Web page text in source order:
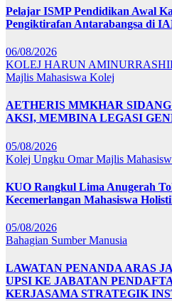
Pelajar ISMP Pendidikan Awal
Pengiktirafan Antarabangsa di
06/08/2026
KOLEJ HARUN
Majlis Mahasiswa Kolej
AETHERIS MMKHAR
AKSI, MEMBINA LEGASI
05/08/2026
Kolej Ungku OmarMajlis
KUO Rangkul Lima Anugerah
Kecemerlangan Mahasiswa
05/08/2026
Bahagian Sumber Manusia
LAWATAN PENANDA ARAS
UPSI KE JABATAN
KERJASAMA STRATEGIK